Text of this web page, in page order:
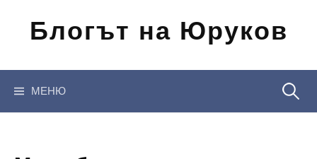
съдържанието
Блогът на Юруков
МЕНЮ